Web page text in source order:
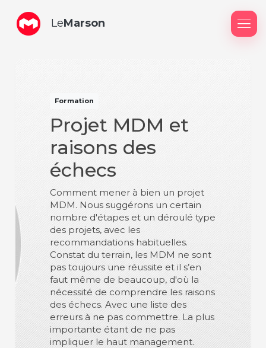
LeMarson
Formation
Projet MDM et
raisons des
échecs
Comment mener à bien un projet
MDM. Nous suggérons un certain
nombre d'étapes et un déroulé type
des projets, avec les
recommandations habituelles.
Constat du terrain, les MDM ne sont
pas toujours une réussite et il s’en
faut même de beaucoup, d'où la
nécessité de comprendre les raisons
des échecs. Avec une liste des
erreurs à ne pas commettre. La plus
importante étant de ne pas
impliquer le haut management.